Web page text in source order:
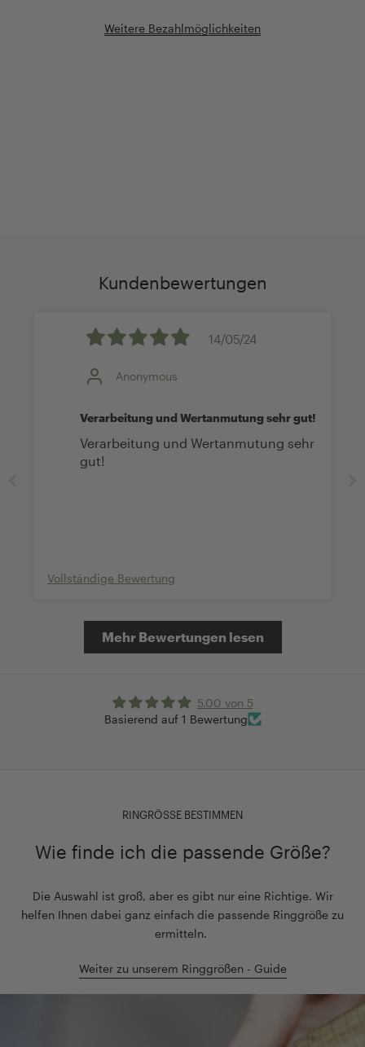
Weitere Bezahlmöglichkeiten
Kundenbewertungen
14/05/24
Anonymous
Verarbeitung und Wertanmutung sehr gut!
Verarbeitung und Wertanmutung sehr
gut!
Vollständige Bewertung
Mehr Bewertungen lesen
5.00 von 5
Basierend auf 1 Bewertung
RINGRÖSSE BESTIMMEN
Wie finde ich die passende Größe?
Die Auswahl ist groß, aber es gibt nur eine Richtige. Wir
helfen Ihnen dabei ganz einfach die passende Ringgröße zu
ermitteln.
Weiter zu unserem Ringgrößen - Guide